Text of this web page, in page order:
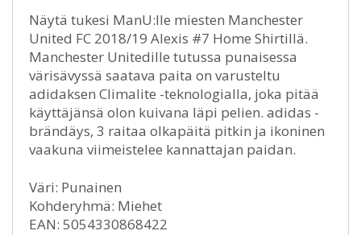
Näytä tukesi ManU:lle miesten Manchester
United FC 2018/19 Alexis #7 Home Shirtillä.
Manchester Unitedille tutussa punaisessa
värisävyssä saatava paita on varusteltu
adidaksen Climalite -teknologialla, joka pitää
käyttäjänsä olon kuivana läpi pelien. adidas -
brändäys, 3 raitaa olkapäitä pitkin ja ikoninen
vaakuna viimeistelee kannattajan paidan.
Väri: Punainen
Kohderyhmä: Miehet
EAN: 5054330868422